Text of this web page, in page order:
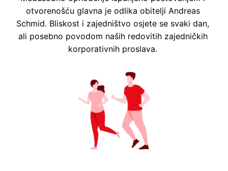
otvorenošću glavna je odlika obitelji Andreas
Schmid. Bliskost i zajedništvo osjete se svaki dan,
ali posebno povodom naših redovitih zajedničkih
korporativnih proslava.